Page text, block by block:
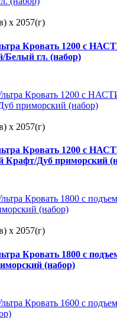
x 2057(г)
Кровать 1200 с
Белый гл. (набор)
x 2057(г)
Кровать 1200 с
Крафт/Дуб приморский
x 2057(г)
Кровать 1800 с
(набор)